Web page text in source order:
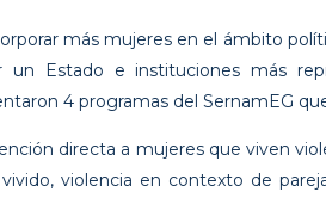
más mujeres en el ámbito
Estado e instituciones más
4 programas del SernamEG
directa a mujeres que viven
violencia en contexto de